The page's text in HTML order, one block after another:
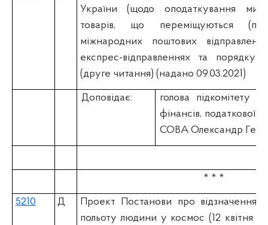
України (щодо оподаткування
товарів, що переміщуються
міжнародних поштових
експрес-відправленнях та порядку
(друге читання) (надано 09.03.2021)
Доповідає:
голова підкомітету
фінансів, податкової
СОВА Олександр
* * *
5210 Д
Проект Постанови про відзначення
польоту людини у космос (12 квітня